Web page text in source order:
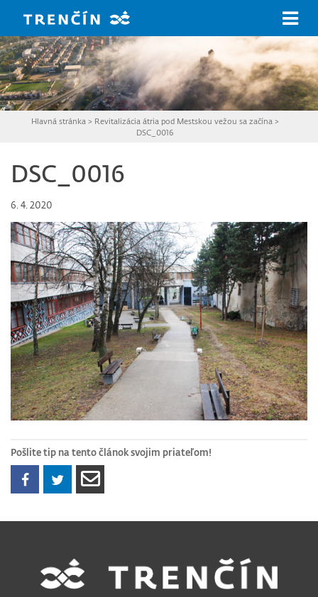
Hlavná stránka > Revitalizácia átria pod Mestskou vežou sa začína >
DSC_0016
DSC_0016
6. 4. 2020
Pošlite tip na tento článok svojim priateľom!